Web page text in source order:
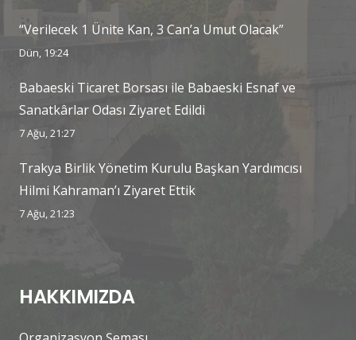
“Verilecek 1 Ünite Kan, 3 Can’a Umut Olacak”
Dün, 19:24
Babaeski Ticaret Borsası ile Babaeski Esnaf ve
Sanatkârlar Odası Ziyaret Edildi
7 Ağu, 21:27
Trakya Birlik Yönetim Kurulu Başkan Yardımcısı
Hilmi Kahraman’ı Ziyaret Ettik
7 Ağu, 21:23
HAKKIMIZDA